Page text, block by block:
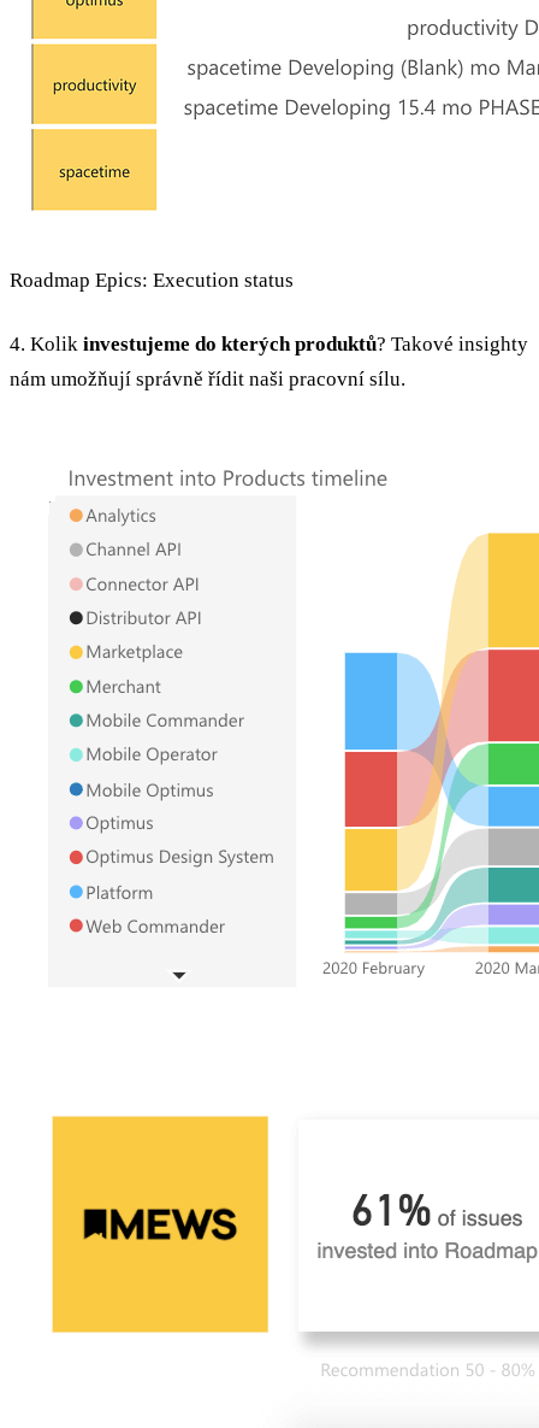
Roadmap Epics: Execution status
4. Kolik investujeme do kterých produktů? Takové insighty
nám umožňují správně řídit naši pracovní sílu.